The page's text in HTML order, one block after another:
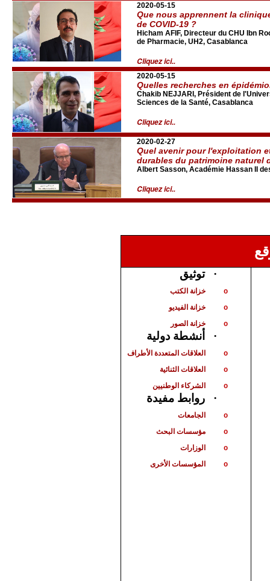
2020-05-15
Que nous apprennent la
de COVID-19 ?
Hicham AFIF, Directeur du CHU Ibn
de Pharmacie, UH2, Casablanca
Cliquez ici..
2020-05-15
Quelles recherches en
Chakib NEJJARI, Président de
Sciences de la Santé, Casablanca
Cliquez ici..
2020-02-27
Quel avenir pour l'exploitation
durables du patrimoine naturel
Albert Sasson, Académie Hassan II
Cliquez ici..
· توثيق
o خزانة الكتب
o خزانة الفيديو
o خزانة الصور
· أنشطة دولية
o العلاقات المتعددة الأطراف
o العلاقات الثنائية
o الشركاء الوطنيين
· روابط مفيدة
o الجامعات
o مؤسسات البحث
o الوزارات
o المؤسسات الأخرى